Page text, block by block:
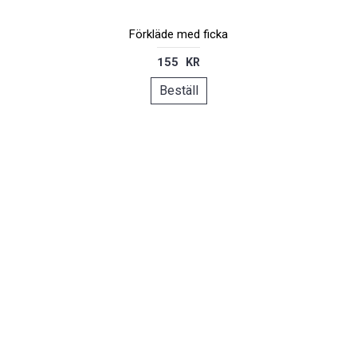
Förkläde med ficka
155 KR
Beställ